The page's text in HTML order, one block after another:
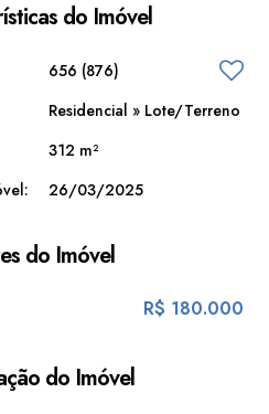
do Imóvel
656 (876)
Residencial » Lote/Terreno
312 m²
26/03/2025
do Imóvel
R$ 180.000
do Imóvel